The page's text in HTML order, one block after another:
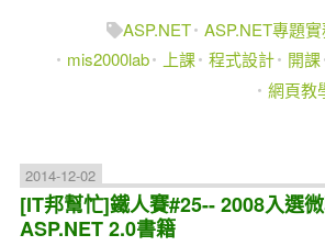
ASP.NET ASP.NET專題
mis2000lab
上課 程式設計 開課
網頁教
2014-12-02
[IT邦幫忙]鐵人賽#25-- 2008入選
ASP.NET 2.0書籍